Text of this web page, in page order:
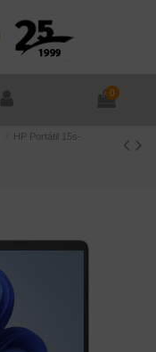
0
HP Portátil 15s-